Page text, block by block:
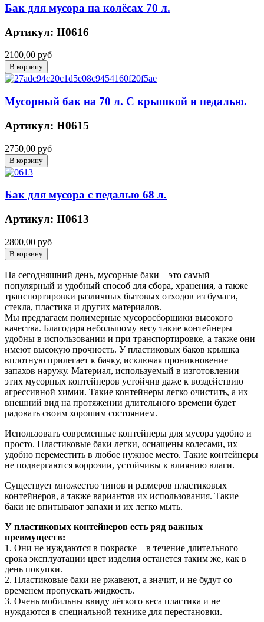
Бак для мусора на колёсах 70 л.
Артикул: Н0616
2100,00 руб
Мусорный бак на 70 л. С крышкой и педалью.
Артикул: H0615
2750,00 руб
Бак для мусора с педалью 68 л.
Артикул: Н0613
2800,00 руб
На сегодняшний день, мусорные баки – это самый
популярный и удобный способ для сбора, хранения, а также
транспортировки различных бытовых отходов из бумаги,
стекла, пластика и других материалов.
Мы предлагаем полимерные мусоросборщики высокого
качества. Благодаря небольшому весу такие контейнеры
удобны в использовании и при транспортировке, а также они
имеют высокую прочность. У пластиковых баков крышка
вплотную прилегает к бачку, исключая проникновение
запахов наружу. Материал, используемый в изготовлении
этих мусорных контейнеров устойчив даже к воздействию
агрессивной химии. Такие контейнеры легко очистить, а их
внешний вид на протяжении длительного времени будет
радовать своим хорошим состоянием.
Использовать современные контейнеры для мусора удобно и
просто. Пластиковые баки легки, оснащены колесами, их
удобно переместить в любое нужное место. Такие контейнеры
не подвергаются коррозии, устойчивы к влиянию влаги.
Существует множество типов и размеров пластиковых
контейнеров, а также вариантов их использования. Такие
баки не впитывают запахи и их легко мыть.
У пластиковых контейнеров есть ряд важных
преимуществ:
1. Они не нуждаются в покраске – в течение длительного
срока эксплуатации цвет изделия останется таким же, как в
день покупки.
2. Пластиковые баки не ржавеют, а значит, и не будут со
временем пропускать жидкость.
3. Очень мобильны ввиду лёгкого веса пластика и не
нуждаются в специальной технике для перестановки.